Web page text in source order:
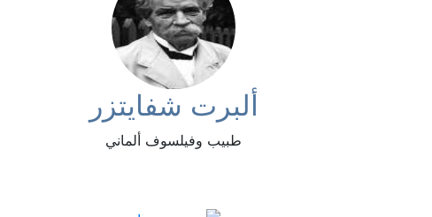
ألبرت شفايتزر
طبيب وفيلسوف ألماني